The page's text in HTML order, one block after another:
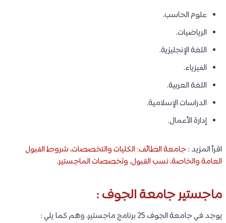
علوم الحاسب.
الرياضيات.
اللغة الإنجليزية.
الفيزياء.
اللغة العربية.
الدراسات الإسلامية.
إدارة الأعمال.
اقرأ المزيد :جامعة الطائف: الكليات والتخصصات، شروط القبول
العامة والخاصة، نسب القبول، وتخصصات الماجستير.
ماجستير جامعة الجوف :
يوجد في جامعة الجوف 25 برنامج ماجستير، وهم كما يلي :